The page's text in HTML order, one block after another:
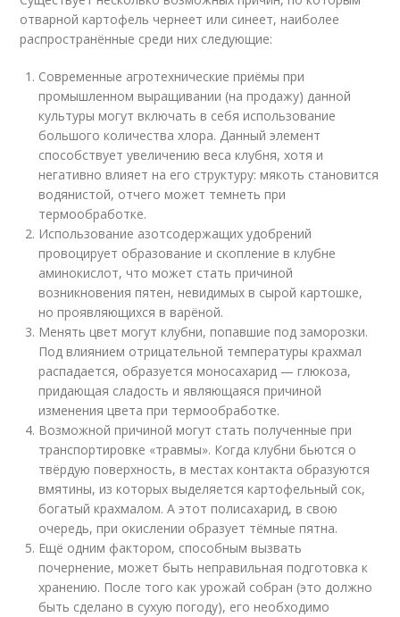
отварной картофель чернеет или синеет, наиболее
распространённые среди них следующие:
Современные агротехнические приёмы при
промышленном выращивании (на продажу) данной
культуры могут включать в себя использование
большого количества хлора. Данный элемент
способствует увеличению веса клубня, хотя и
негативно влияет на его структуру: мякоть становится
водянистой, отчего может темнеть при
термообработке.
Использование азотсодержащих удобрений
провоцирует образование и скопление в клубне
аминокислот, что может стать причиной
возникновения пятен, невидимых в сырой картошке,
но проявляющихся в варёной.
Менять цвет могут клубни, попавшие под заморозки.
Под влиянием отрицательной температуры крахмал
распадается, образуется моносахарид — глюкоза,
придающая сладость и являющаяся причиной
изменения цвета при термообработке.
Возможной причиной могут стать полученные при
транспортировке «травмы». Когда клубни бьются о
твёрдую поверхность, в местах контакта образуются
вмятины, из которых выделяется картофельный сок,
богатый крахмалом. А этот полисахарид, в свою
очередь, при окислении образует тёмные пятна.
Ещё одним фактором, способным вызвать
почернение, может быть неправильная подготовка к
хранению. После того как урожай собран (это должно
быть сделано в сухую погоду), его необходимо